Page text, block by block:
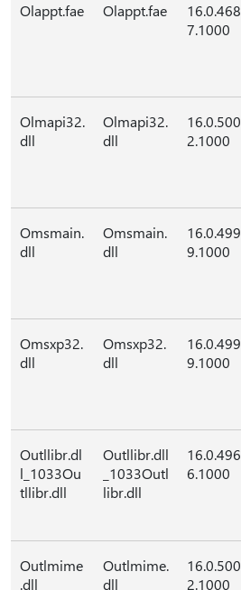
Olappt.fae Olappt.fae
16.0.468
7.1000
Olmapi32.
dll
Olmapi32.
dll
16.0.500
2.1000
Omsmain.
dll
Omsmain.
dll
16.0.499
9.1000
Omsxp32.
dll
Omsxp32.
dll
16.0.499
9.1000
Outllibr.dl
l_1033Ou
tllibr.dll
Outllibr.dll
_1033Outl
libr.dll
16.0.496
6.1000
Outlmime
.dll
Outlmime.
dll
16.0.500
2.1000